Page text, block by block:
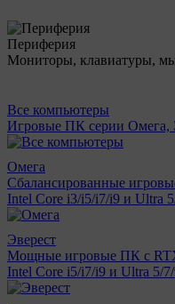
Периферия
Мониторы, клавиатуры,
Все компьютеры
Игровые ПК серии Омега,
Омега
Сбалансированные
Intel Core i3/i5/i7/i9 и Ultra
Эверест
Мощные игровые ПК с
Intel Core i5/i7/i9 и Ultra 5/